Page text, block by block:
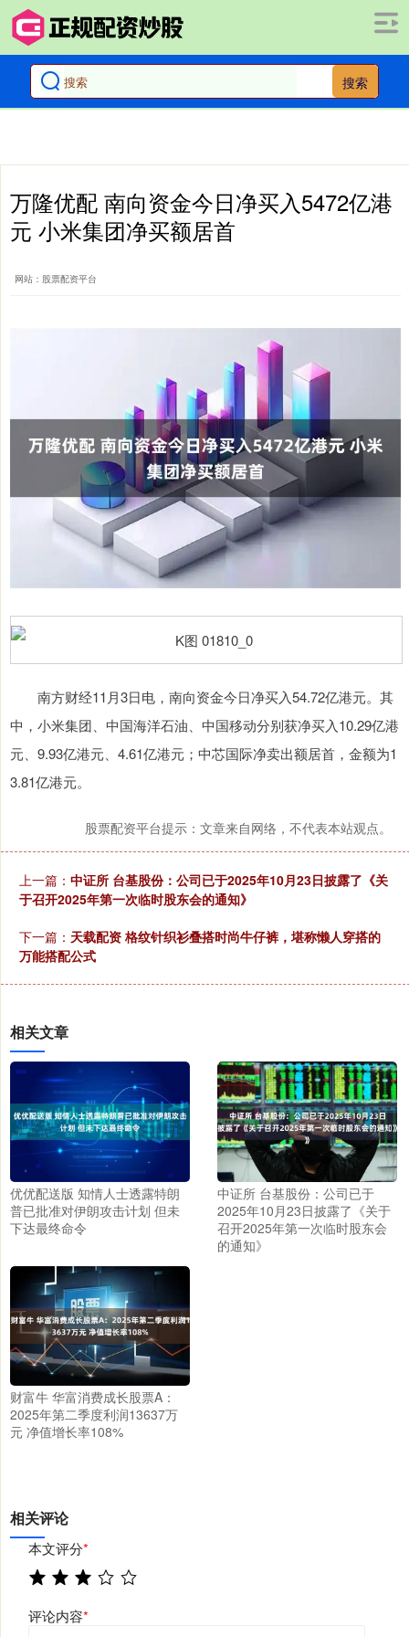
搜索
万隆优配 南向资金今日净买入5472亿港
元 小米集团净买额居首
网站：股票配资平台
南方财经11月3日电，南向资金今日净买入54.72亿港元。其
中，小米集团、中国海洋石油、中国移动分别获净买入10.29亿港
元、9.93亿港元、4.61亿港元；中芯国际净卖出额居首，金额为1
3.81亿港元。
股票配资平台提示：文章来自网络，不代表本站观点。
上一篇： 中证所 台基股份：公司已于2025年10月23日披露了《关
于召开2025年第一次临时股东会的通知》
下一篇： 天载配资 格纹针织衫叠搭时尚牛仔裤，堪称懒人穿搭的
万能搭配公式
相关文章
优优配送版 知情人士透露特朗
普已批准对伊朗攻击计划 但未
下达最终命令
中证所 台基股份：公司已于
2025年10月23日披露了《关于
召开2025年第一次临时股东会
的通知》
财富牛 华富消费成长股票A：
2025年第二季度利润13637万
元 净值增长率108%
相关评论
本文评分*
评论内容*